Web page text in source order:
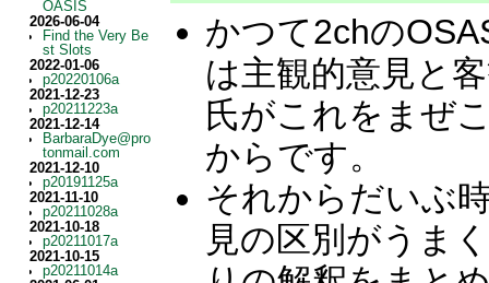
OASIS
2026-06-04
Find the Very Be
st Slots
2022-01-06
p20220106a
2021-12-23
p20211223a
2021-12-14
BarbaraDye@pro
tonmail.com
2021-12-10
p20191125a
2021-11-10
p20211028a
2021-10-18
p20211017a
2021-10-15
p20211014a
かつて2chの
は主観的意見と
氏がこれをまぜ
からです。
それからだいぶ
見の区別がうま